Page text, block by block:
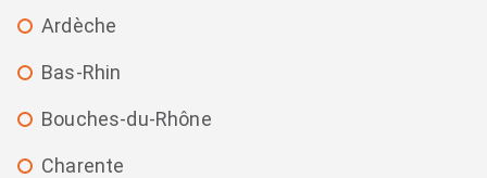
Ardèche
Bas-Rhin
Bouches-du-Rhône
Charente